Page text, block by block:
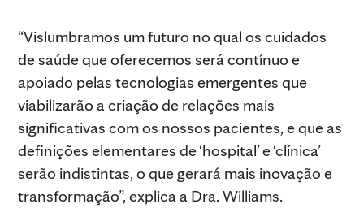
“Vislumbramos um futuro no qual os cuidados
de saúde que oferecemos será contínuo e
apoiado pelas tecnologias emergentes que
viabilizarão a criação de relações mais
significativas com os nossos pacientes, e que as
definições elementares de ‘hospital’ e ‘clínica’
serão indistintas, o que gerará mais inovação e
transformação”, explica a Dra. Williams.